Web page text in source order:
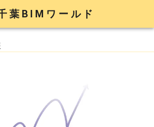
葉BIMワールド